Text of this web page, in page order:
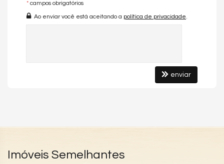
Piscina
Quadra Esportiva
* campos obrigatórios
Ao enviar você está aceitando a política de privacidade
enviar
Imóveis Semelhantes